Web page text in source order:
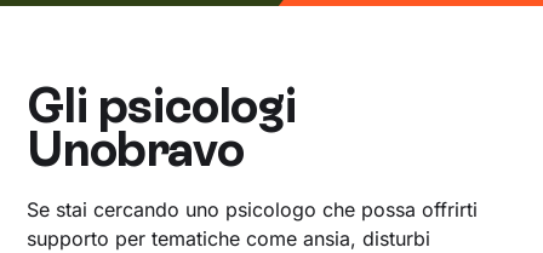
Gli psicologi
Unobravo
Se stai cercando uno psicologo che possa offrirti
supporto per tematiche come ansia, disturbi